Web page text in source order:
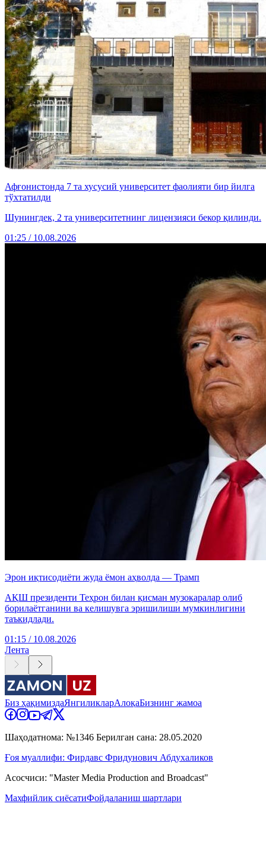
Афғонистонда 7 та хусусий университет фаолияти бир йилга
тўхтатилди
Шунингдек, 2 та университетнинг лицензияси бекор қилинди.
01:25 / 10.08.2026
Эрон иқтисодиёти жуда ёмон аҳволда — Трамп
АҚШ президенти Теҳрон билан қисман музокаралар олиб
борилаётганини ва келишувга эришилиши мумкинлигини
таъкидлади.
01:15 / 10.08.2026
Лента
Биз ҳақимиздаЯнгиликларАлоқаБизнинг жамоа
Шаҳодатнома: №1346 Берилган сана: 28.05.2020
Ғоя муаллифи: Фирдавс Фридунович Абдухаликов
Асосчиси: "Master Media Production and Broadcast"
Махфийлик сиёсатиФойдаланиш шартлари